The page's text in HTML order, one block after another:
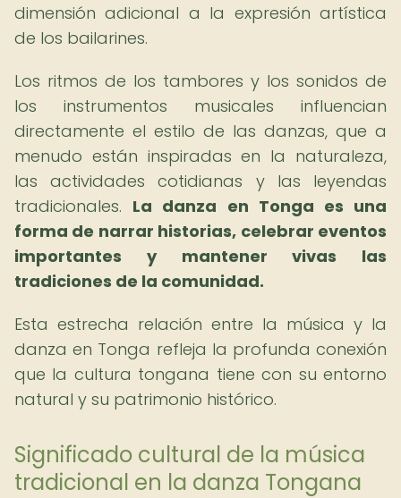
dimensión adicional a la expresión artística
de los bailarines.
Los ritmos de los tambores y los sonidos de
los instrumentos musicales influencian
directamente el estilo de las danzas, que a
menudo están inspiradas en la naturaleza,
las actividades cotidianas y las leyendas
tradicionales. La danza en Tonga es una
forma de narrar historias, celebrar eventos
importantes y mantener vivas las
tradiciones de la comunidad.
Esta estrecha relación entre la música y la
danza en Tonga refleja la profunda conexión
que la cultura tongana tiene con su entorno
natural y su patrimonio histórico.
Significado cultural de la música
tradicional en la danza Tongana